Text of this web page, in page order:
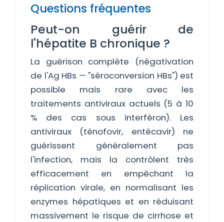
Questions fréquentes
Peut-on guérir de
l'hépatite B chronique ?
La guérison complète (négativation
de l'Ag HBs — "séroconversion HBs") est
possible mais rare avec les
traitements antiviraux actuels (5 à 10
% des cas sous interféron). Les
antiviraux (ténofovir, entécavir) ne
guérissent généralement pas
l'infection, mais la contrôlent très
efficacement en empêchant la
réplication virale, en normalisant les
enzymes hépatiques et en réduisant
massivement le risque de cirrhose et